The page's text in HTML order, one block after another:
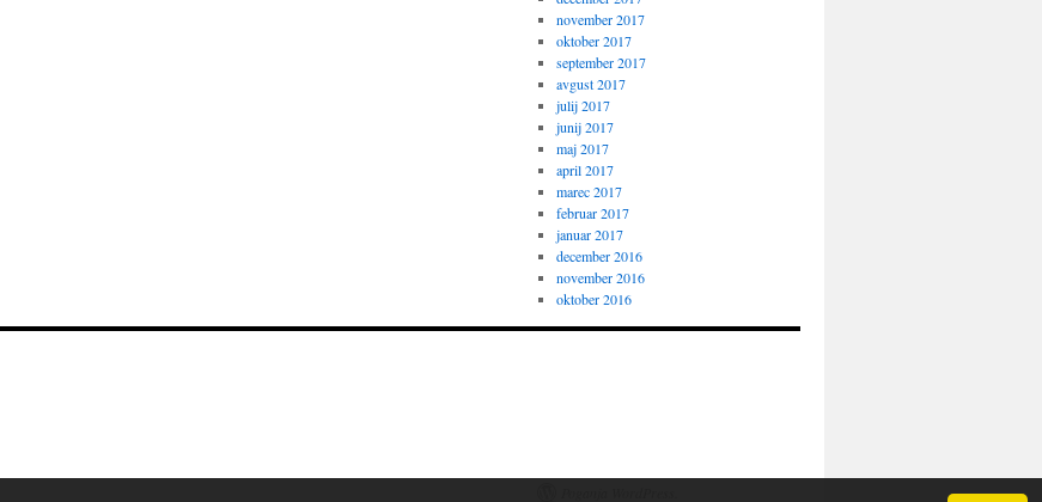
november 2017
oktober 2017
september 2017
avgust 2017
julij 2017
junij 2017
maj 2017
april 2017
marec 2017
februar 2017
januar 2017
december 2016
november 2016
oktober 2016